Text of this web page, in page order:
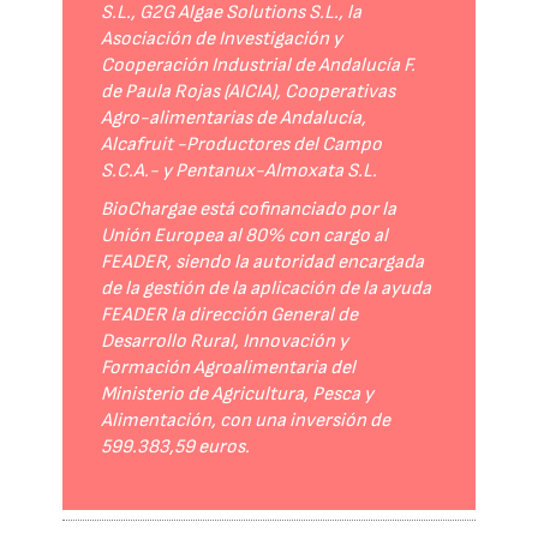
S.L., G2G Algae Solutions S.L., la
Asociación de Investigación y
Cooperación Industrial de Andalucía F.
de Paula Rojas (AICIA), Cooperativas
Agro-alimentarias de Andalucía,
Alcafruit -Productores del Campo
S.C.A.- y Pentanux-Almoxata S.L.
BioChargae está cofinanciado por la
Unión Europea al 80% con cargo al
FEADER, siendo la autoridad encargada
de la gestión de la aplicación de la ayuda
FEADER la dirección General de
Desarrollo Rural, Innovación y
Formación Agroalimentaria del
Ministerio de Agricultura, Pesca y
Alimentación, con una inversión de
599.383,59 euros.